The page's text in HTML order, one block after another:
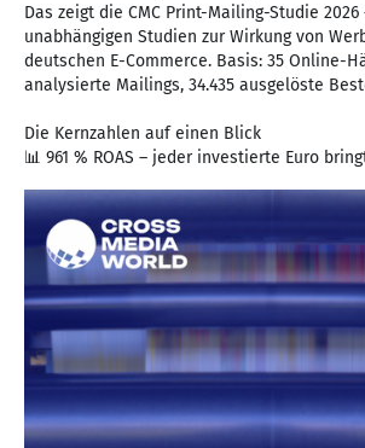
Das zeigt die CMC Print-Mailing-Studie
unabhängigen Studien zur Wirkung von
deutschen E-Commerce. Basis: 35 Online-
analysierte Mailings, 34.435 ausgelöste
Die Kernzahlen auf einen Blick
📊 961 % ROAS – jeder investierte Euro